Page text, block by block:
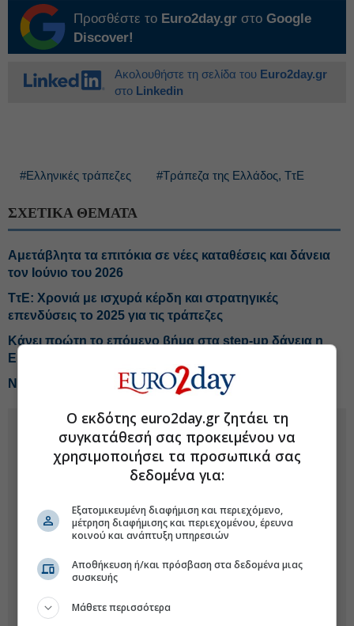
Προσθέστε το Euro2day.gr στο Google
Discover!
Ακολουθήστε τη σελίδα του Euro2day.gr
στο Linkedin
#Ελληνικές τράπεζες #Τράπεζα της Ελλάδος, ΤτΕ
ΣΧΕΤΙΚΑ ΘΕΜΑΤΑ
Αμετάβλητα τα επιτόκια σε νέες καταθέσεις και δάνεια
τον Ιούνιο του 2026
ΤτΕ: Χρονιά με ισχυρά κέρδη και στρατηγικές
επενδύσεις το 2025 για τις τράπεζες
Κάνει πρώτη το επόμενο βήμα στα step-up δάνεια η
Eurobank
Νέα δάνεια 3 δισ. ευρώ σε επιχειρήσεις τον Ιούνιο
Ο εκδότης euro2day.gr ζητάει τη
συγκατάθεσή σας προκειμένου να
χρησιμοποιήσει τα προσωπικά σας
δεδομένα για:
Εξατομικευμένη διαφήμιση και περιεχόμενο,
μέτρηση διαφήμισης και περιεχομένου, έρευνα
κοινού και ανάπτυξη υπηρεσιών
Αποθήκευση ή/και πρόσβαση στα δεδομένα μιας
συσκευής
Μάθετε περισσότερα